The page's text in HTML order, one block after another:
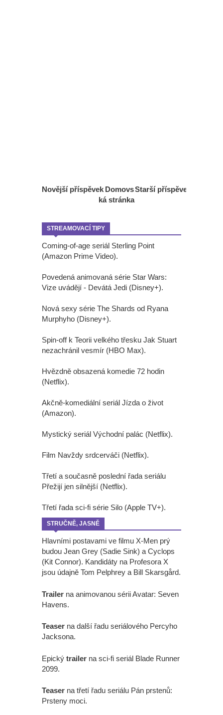
Novější příspěvek Starší příspěvek
Domovs
ká stránka
STREAMOVACÍ TIPY
Coming-of-age seriál Sterling Point
(Amazon Prime Video).
Povedená animovaná série Star Wars:
Vize uvádějí - Devátá Jedi (Disney+).
Nová sexy série The Shards od Ryana
Murphyho (Disney+).
Spin-off k Teorii velkého třesku Jak Stuart
nezachránil vesmír (HBO Max).
Hvězdně obsazená komedie 72 hodin
(Netflix).
Akčně-komediální seriál Jízda o život
(Amazon).
Mystický seriál Východní palác (Netflix).
Film Navždy srdcerváči (Netflix).
Třetí a současně poslední řada seriálu
Přežijí jen silnější (Netflix).
Třetí řada sci-fi série Silo (Apple TV+).
STRUČNĚ, JASNĚ
Hlavními postavami ve filmu X-Men prý
budou Jean Grey (Sadie Sink) a Cyclops
(Kit Connor). Kandidáty na Profesora X
jsou údajně Tom Pelphrey a Bill Skarsgård.
Trailer na animovanou sérii Avatar: Seven
Havens.
Teaser na další řadu seriálového Percyho
Jacksona.
Epický trailer na sci-fi seriál Blade Runner
2099.
Teaser na třetí řadu seriálu Pán prstenů:
Prsteny moci.